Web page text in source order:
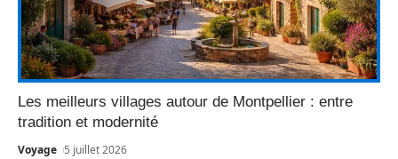
Les meilleurs villages autour de Montpellier : entre
tradition et modernité
Voyage 5 juillet 2026